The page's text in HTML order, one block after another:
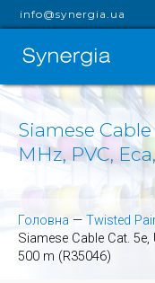
info@synergia.ua
Siamese Cable
MHz, PVC,
Головна — Twisted
Siamese Cable Cat. 5e,
500 m (R35046)